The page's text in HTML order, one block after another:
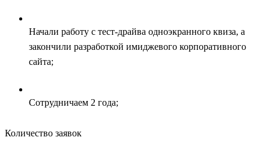
Начали работу с тест-драйва одноэкранного квиза, а
закончили разработкой имиджевого корпоративного
сайта;
Сотрудничаем 2 года;
Количество заявок